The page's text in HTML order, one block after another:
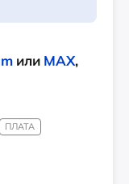
или MAX,
ПЛАТА